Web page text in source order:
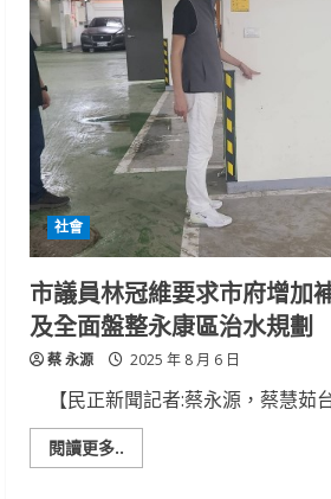
促
市
府
強
化
治
水
計
畫
新
化
大
新
路
「逢
雨
成
河」
盼
盡
改
社會
市議員林冠維要求市府增加
及全面盤整永康區治水規劃
蔡 永源 2025 年 8 月 6 日
【民正新聞記者:蔡永源，蔡慧茹
閱讀更多..
more